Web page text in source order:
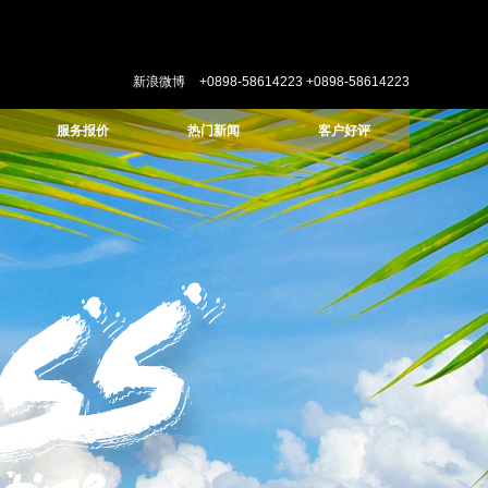
新浪微博 +0898-58614223 +0898-58614223
服务报价 热门新闻 客户好评